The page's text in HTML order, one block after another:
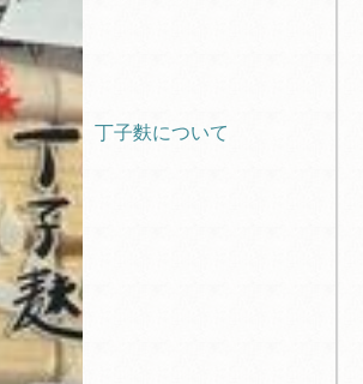
丁子麩について